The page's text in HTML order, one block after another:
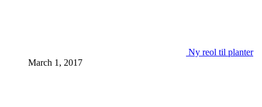
Ny reol til planter
March 1, 2017